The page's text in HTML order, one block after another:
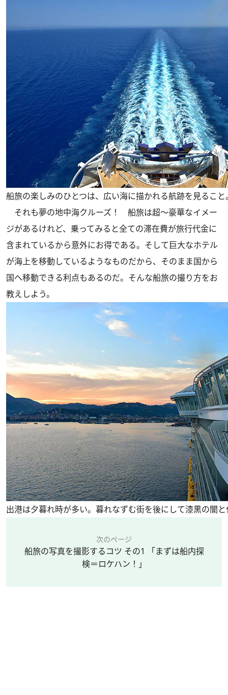
船旅の楽しみのひとつは、広い海に描かれる航跡を見ること
それも夢の地中海クルーズ！ 船旅は超～豪華なイメー
ジがあるけれど、乗ってみると全ての滞在費が旅行代金に
含まれているから意外にお得である。そして巨大なホテル
が海上を移動しているようなものだから、そのまま国から
国へ移動できる利点もあるのだ。そんな船旅の撮り方をお
教えしよう。
出港は夕暮れ時が多い。暮れなずむ街を後にして漆黒の闇
次のページ
船旅の写真を撮影するコツ その1 「まずは船内探
検＝ロケハン！」